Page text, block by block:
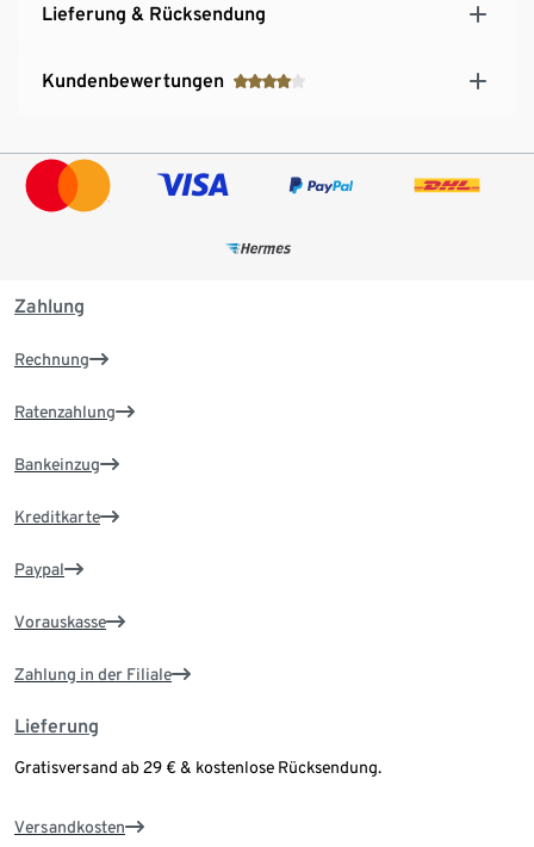
Lieferung & Rücksendung
Kundenbewertungen
Zahlung
Rechnung
Ratenzahlung
Bankeinzug
Kreditkarte
Paypal
Vorauskasse
Zahlung in der Filiale
Lieferung
Gratisversand ab 29 € & kostenlose Rücksendung.
Versandkosten